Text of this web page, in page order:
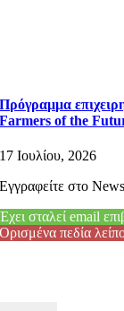
Πρόγραμμα
Farmers of the
17 Ιουλίου, 2026
Εγγραφείτε στο
Έχει σταλεί email
Ορισμένα πεδία